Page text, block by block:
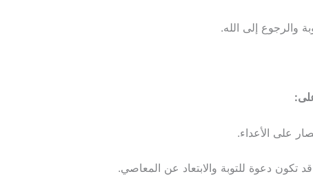
والرجوع إلى الله.
على الأعداء.
تكون دعوة للتوبة والابتعاد عن المعاصي.